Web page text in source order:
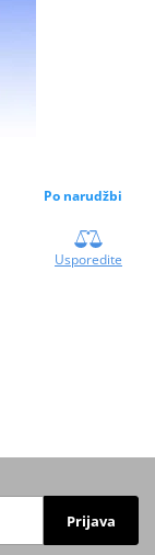
Po narudžbi
Usporedite
Prijava